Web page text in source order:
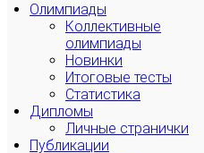
Олимпиады
Коллективные
олимпиады
Новинки
Итоговые тесты
Статистика
Дипломы
Личные странички
Публикации